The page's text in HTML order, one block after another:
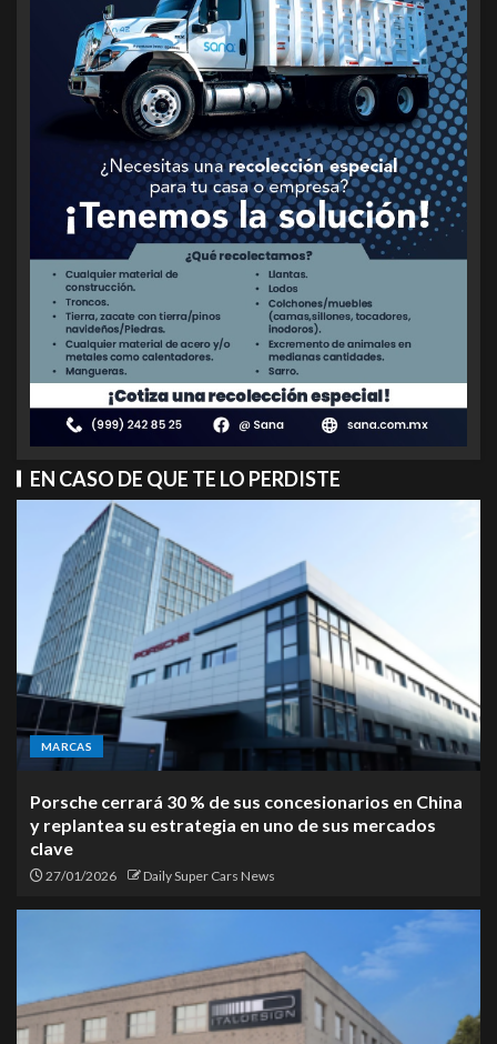
EN CASO DE QUE TE LO PERDISTE
MARCAS
Porsche cerrará 30 % de sus concesionarios en China
y replantea su estrategia en uno de sus mercados
clave
27/01/2026 Daily Super Cars News